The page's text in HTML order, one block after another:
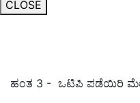
CLOSE
ಹಂತ 3 - ಒಟಿಪಿ ಪಡೆಯಿರಿ